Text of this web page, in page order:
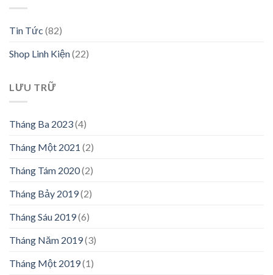
Tin Tức (82)
Shop Linh Kiện(22)
LƯU TRỮ
Tháng Ba 2023(4)
Tháng Một 2021 (2)
Tháng Tám 2020(2)
Tháng Bảy 2019(2)
Tháng Sáu 2019(6)
Tháng Năm 2019(3)
Tháng Một 2019(1)